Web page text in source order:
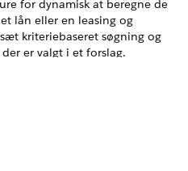
for dynamisk at beregne de
lån eller en leasing og
kriteriebaseret søgning og
er valgt i et forslag.